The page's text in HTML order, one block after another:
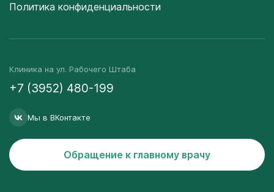
Политика конфиденциальности
Клиника на ул. Рабочего Штаба
+7 (3952) 480-199
Мы в ВКонтакте
Обращение к главному врачу